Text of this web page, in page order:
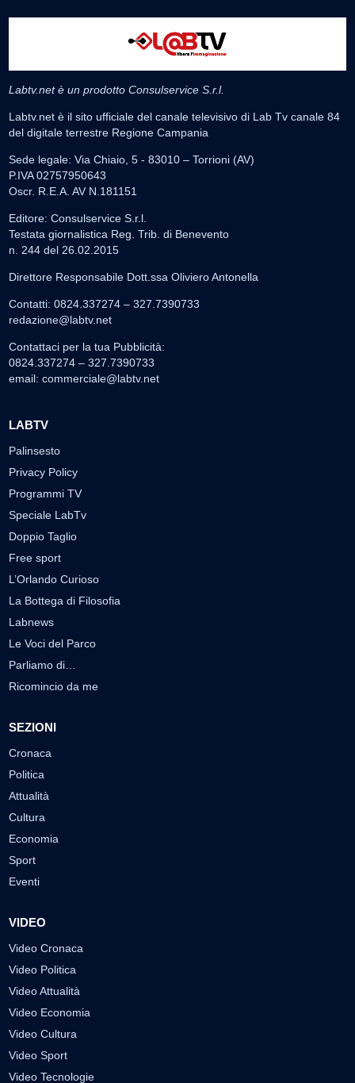
Labtv.net è un prodotto Consulservice S.r.l.
Labtv.net è il sito ufficiale del canale televisivo di Lab Tv canale 84
del digitale terrestre Regione Campania
Sede legale: Via Chiaio, 5 - 83010 – Torrioni (AV)
P.IVA 02757950643
Oscr. R.E.A. AV N.181151
Editore: Consulservice S.r.l.
Testata giornalistica Reg. Trib. di Benevento
n. 244 del 26.02.2015
Direttore Responsabile Dott.ssa Oliviero Antonella
Contatti: 0824.337274 – 327.7390733
redazione@labtv.net
Contattaci per la tua Pubblicità:
0824.337274 – 327.7390733
email: commerciale@labtv.net
LABTV
Palinsesto
Privacy Policy
Programmi TV
Speciale LabTv
Doppio Taglio
Free sport
L’Orlando Curioso
La Bottega di Filosofia
Labnews
Le Voci del Parco
Parliamo di…
Ricomincio da me
SEZIONI
Cronaca
Politica
Attualità
Cultura
Economia
Sport
Eventi
VIDEO
Video Cronaca
Video Politica
Video Attualità
Video Economia
Video Cultura
Video Sport
Video Tecnologie